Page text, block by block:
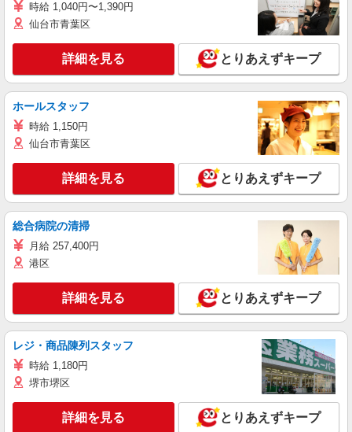
時給 1,040円〜1,390円
仙台市青葉区
詳細を見る とりあえずキープ
ホールスタッフ
時給 1,150円
仙台市青葉区
詳細を見る とりあえずキープ
総合病院の清掃
月給 257,400円
港区
詳細を見る とりあえずキープ
レジ・商品陳列スタッフ
時給 1,180円
堺市堺区
詳細を見る とりあえずキープ